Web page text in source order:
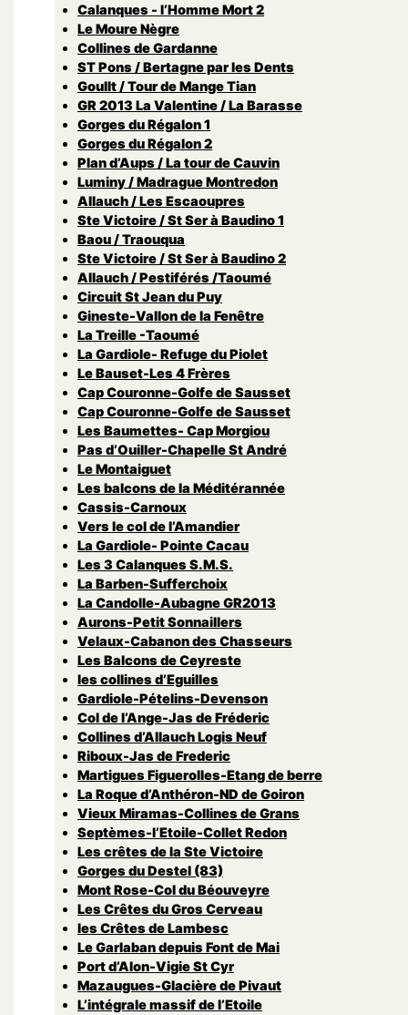
Calanques - l’Homme Mort 2
Le Moure Nègre
Collines de Gardanne
ST Pons / Bertagne par les Dents
Goullt / Tour de Mange Tian
GR 2013 La Valentine / La Barasse
Gorges du Régalon 1
Gorges du Régalon 2
Plan d’Aups / La tour de Cauvin
Luminy / Madrague Montredon
Allauch / Les Escaoupres
Ste Victoire / St Ser à Baudino 1
Baou / Traouqua
Ste Victoire / St Ser à Baudino 2
Allauch / Pestiférés /Taoumé
Circuit St Jean du Puy
Gineste-Vallon de la Fenêtre
La Treille -Taoumé
La Gardiole- Refuge du Piolet
Le Bauset-Les 4 Frères
Cap Couronne-Golfe de Sausset
Cap Couronne-Golfe de Sausset
Les Baumettes- Cap Morgiou
Pas d’Ouiller-Chapelle St André
Le Montaiguet
Les balcons de la Méditérannée
Cassis-Carnoux
Vers le col de l’Amandier
La Gardiole- Pointe Cacau
Les 3 Calanques S.M.S.
La Barben-Sufferchoix
La Candolle-Aubagne GR2013
Aurons-Petit Sonnaillers
Velaux-Cabanon des Chasseurs
Les Balcons de Ceyreste
les collines d’Eguilles
Gardiole-Pételins-Devenson
Col de l’Ange-Jas de Fréderic
Collines d’Allauch Logis Neuf
Riboux-Jas de Frederic
Martigues Figuerolles-Etang de berre
La Roque d’Anthéron-ND de Goiron
Vieux Miramas-Collines de Grans
Septèmes-l’Etoile-Collet Redon
Les crêtes de la Ste Victoire
Gorges du Destel (83)
Mont Rose-Col du Béouveyre
Les Crêtes du Gros Cerveau
les Crêtes de Lambesc
Le Garlaban depuis Font de Mai
Port d’Alon-Vigie St Cyr
Mazaugues-Glacière de Pivaut
L’intégrale massif de l’Etoile